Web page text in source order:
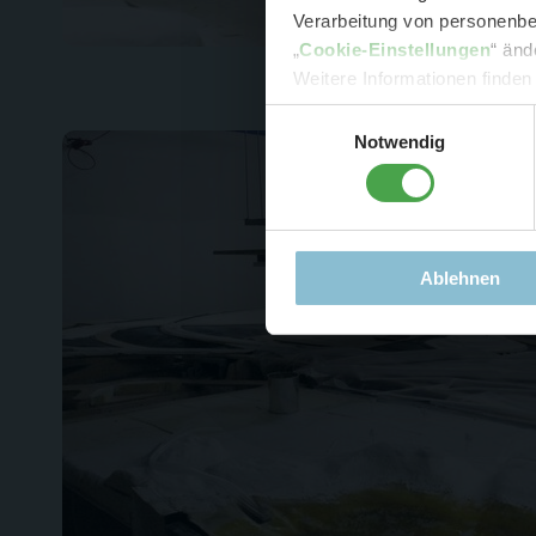
Verarbeitung von
„Cookie-Einstellungen“
Weitere Informationen
Notwendig
Ablehnen
-
-